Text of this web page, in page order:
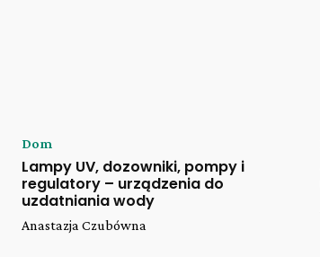
Dom
Lampy UV, dozowniki, pompy i
regulatory – urządzenia do
uzdatniania wody
Anastazja Czubówna